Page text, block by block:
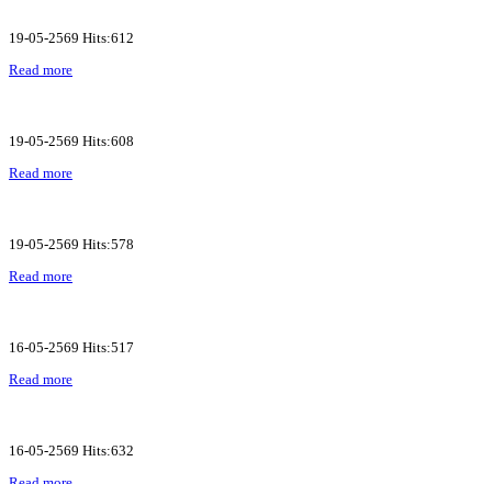
19-05-2569 Hits:612
Read more
19-05-2569 Hits:608
Read more
19-05-2569 Hits:578
Read more
16-05-2569 Hits:517
Read more
16-05-2569 Hits:632